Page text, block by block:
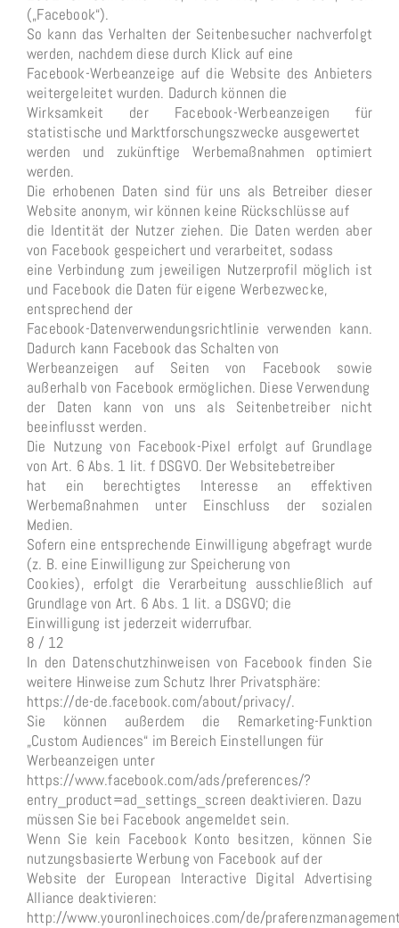
(„Facebook“).
So kann das Verhalten der Seitenbesucher nachverfolgt
werden, nachdem diese durch Klick auf eine
Facebook-Werbeanzeige auf die Website des Anbieters
weitergeleitet wurden. Dadurch können die
Wirksamkeit der Facebook-Werbeanzeigen für
statistische und Marktforschungszwecke ausgewertet
werden und zukünftige Werbemaßnahmen optimiert
werden.
Die erhobenen Daten sind für uns als Betreiber dieser
Website anonym, wir können keine Rückschlüsse auf
die Identität der Nutzer ziehen. Die Daten werden aber
von Facebook gespeichert und verarbeitet, sodass
eine Verbindung zum jeweiligen Nutzerprofil möglich ist
und Facebook die Daten für eigene Werbezwecke,
entsprechend der
Facebook-Datenverwendungsrichtlinie verwenden kann.
Dadurch kann Facebook das Schalten von
Werbeanzeigen auf Seiten von Facebook sowie
außerhalb von Facebook ermöglichen. Diese Verwendung
der Daten kann von uns als Seitenbetreiber nicht
beeinflusst werden.
Die Nutzung von Facebook-Pixel erfolgt auf Grundlage
von Art. 6 Abs. 1 lit. f DSGVO. Der Websitebetreiber
hat ein berechtigtes Interesse an effektiven
Werbemaßnahmen unter Einschluss der sozialen
Medien.
Sofern eine entsprechende Einwilligung abgefragt wurde
(z. B. eine Einwilligung zur Speicherung von
Cookies), erfolgt die Verarbeitung ausschließlich auf
Grundlage von Art. 6 Abs. 1 lit. a DSGVO; die
Einwilligung ist jederzeit widerrufbar.
8 / 12
In den Datenschutzhinweisen von Facebook finden Sie
weitere Hinweise zum Schutz Ihrer Privatsphäre:
https://de-de.facebook.com/about/privacy/.
Sie können außerdem die Remarketing-Funktion
„Custom Audiences“ im Bereich Einstellungen für
Werbeanzeigen unter
https://www.facebook.com/ads/preferences/?
entry_product=ad_settings_screen deaktivieren. Dazu
müssen Sie bei Facebook angemeldet sein.
Wenn Sie kein Facebook Konto besitzen, können Sie
nutzungsbasierte Werbung von Facebook auf der
Website der European Interactive Digital Advertising
Alliance deaktivieren:
http://www.youronlinechoices.com/de/